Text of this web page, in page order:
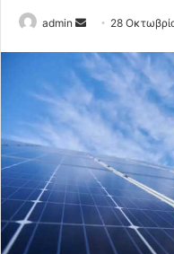
admin
Send
email
28